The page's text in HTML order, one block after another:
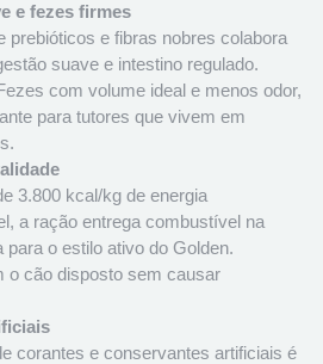
e fezes firmes
prebióticos e fibras nobres colabora
suave e intestino regulado.
com volume ideal e menos odor,
para tutores que vivem em
3.800 kcal/kg de energia
a ração entrega combustível na
para o estilo ativo do Golden.
o cão disposto sem causar
corantes e conservantes artificiais é